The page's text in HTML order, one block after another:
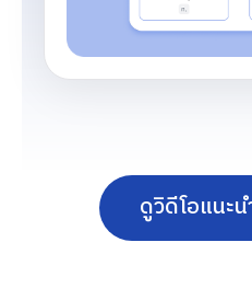
ดูวิดีโอแนะ